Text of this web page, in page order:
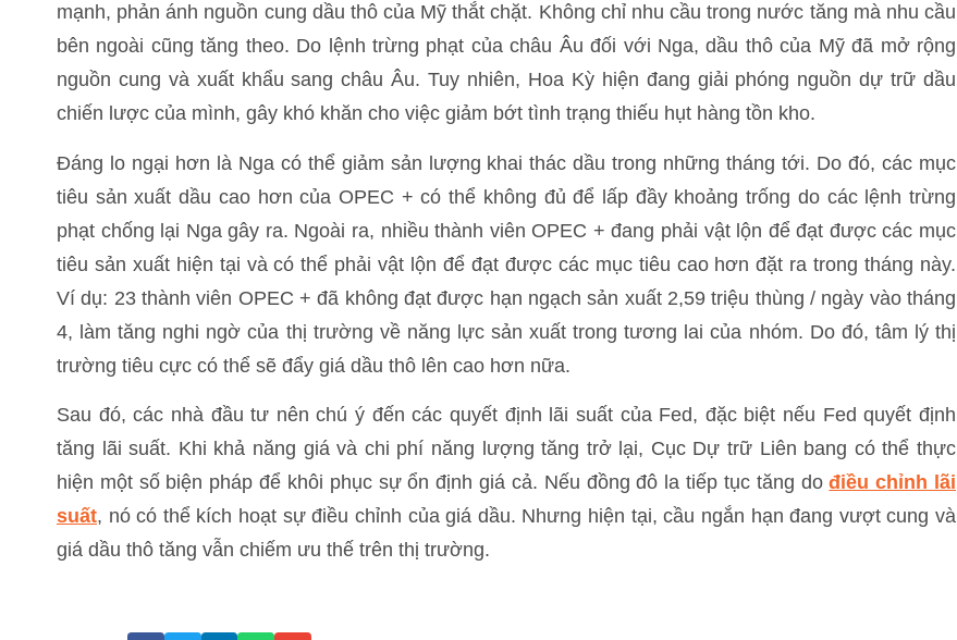
mạnh, phản ánh nguồn cung dầu thô của Mỹ thắt chặt. Không chỉ nhu cầu trong nước tăng mà nhu cầu
bên ngoài cũng tăng theo. Do lệnh trừng phạt của châu Âu đối với Nga, dầu thô của Mỹ đã mở rộng
nguồn cung và xuất khẩu sang châu Âu. Tuy nhiên, Hoa Kỳ hiện đang giải phóng nguồn dự trữ dầu
chiến lược của mình, gây khó khăn cho việc giảm bớt tình trạng thiếu hụt hàng tồn kho.
Đáng lo ngại hơn là Nga có thể giảm sản lượng khai thác dầu trong những tháng tới. Do đó, các mục
tiêu sản xuất dầu cao hơn của OPEC + có thể không đủ để lấp đầy khoảng trống do các lệnh trừng
phạt chống lại Nga gây ra. Ngoài ra, nhiều thành viên OPEC + đang phải vật lộn để đạt được các mục
tiêu sản xuất hiện tại và có thể phải vật lộn để đạt được các mục tiêu cao hơn đặt ra trong tháng này.
Ví dụ: 23 thành viên OPEC + đã không đạt được hạn ngạch sản xuất 2,59 triệu thùng / ngày vào tháng
4, làm tăng nghi ngờ của thị trường về năng lực sản xuất trong tương lai của nhóm. Do đó, tâm lý thị
trường tiêu cực có thể sẽ đẩy giá dầu thô lên cao hơn nữa.
Sau đó, các nhà đầu tư nên chú ý đến các quyết định lãi suất của Fed, đặc biệt nếu Fed quyết định
tăng lãi suất. Khi khả năng giá và chi phí năng lượng tăng trở lại, Cục Dự trữ Liên bang có thể thực
hiện một số biện pháp để khôi phục sự ổn định giá cả. Nếu đồng đô la tiếp tục tăng do điều chỉnh lãi
suất, nó có thể kích hoạt sự điều chỉnh của giá dầu. Nhưng hiện tại, cầu ngắn hạn đang vượt cung và
giá dầu thô tăng vẫn chiếm ưu thế trên thị trường.